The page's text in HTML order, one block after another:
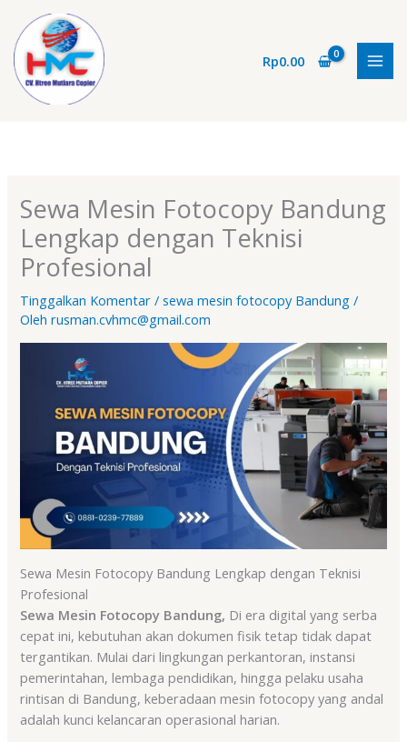
konten
Rp0.00
Sewa Mesin Fotocopy Bandung
Lengkap dengan Teknisi
Profesional
Tinggalkan Komentar /sewa mesin fotocopy Bandung /
Olehrusman.cvhmc@gmail.com
Sewa Mesin Fotocopy Bandung Lengkap dengan Teknisi
Profesional
Sewa Mesin Fotocopy Bandung, Di era digital yang serba
cepat ini, kebutuhan akan dokumen fisik tetap tidak dapat
tergantikan. Mulai dari lingkungan perkantoran, instansi
pemerintahan, lembaga pendidikan, hingga pelaku usaha
rintisan di Bandung, keberadaan mesin fotocopy yang andal
adalah kunci kelancaran operasional harian.